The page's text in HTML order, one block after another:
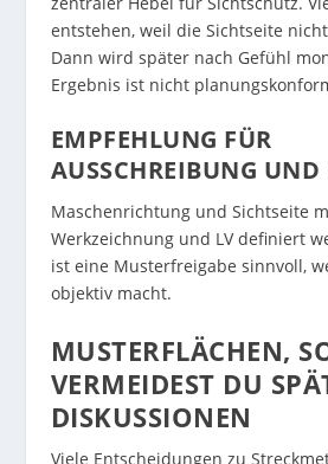
entstehen, weil die Sichtseite
Dann wird später nach Gefühl
Ergebnis ist nicht
EMPFEHLUNG FÜR
AUSSCHREIBUNG
Maschenrichtung und Sichtseite
Werkzeichnung und LV definiert
ist eine Musterfreigabe sinnvoll,
objektiv macht.
MUSTERFLÄCHEN,
VERMEIDEST DU
DISKUSSIONEN
Viele Entscheidungen zu